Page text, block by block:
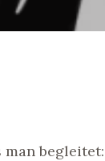
begleitet: